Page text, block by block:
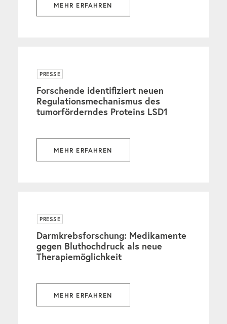
MEHR ERFAHREN
PRESSE
Forschende identifiziert neuen
Regulationsmechanismus des
tumorförderndes Proteins LSD1
MEHR ERFAHREN
PRESSE
Darmkrebsforschung: Medikamente
gegen Bluthochdruck als neue
Therapiemöglichkeit
MEHR ERFAHREN